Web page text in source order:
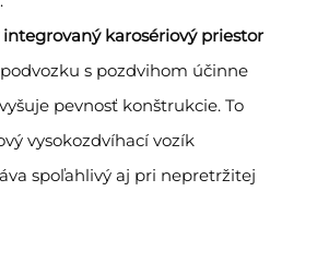
karosériový priestor
s pozdvihom účinne
pevnosť konštrukcie. To
vysokozdvíhací vozík
spoľahlivý aj pri nepretržitej